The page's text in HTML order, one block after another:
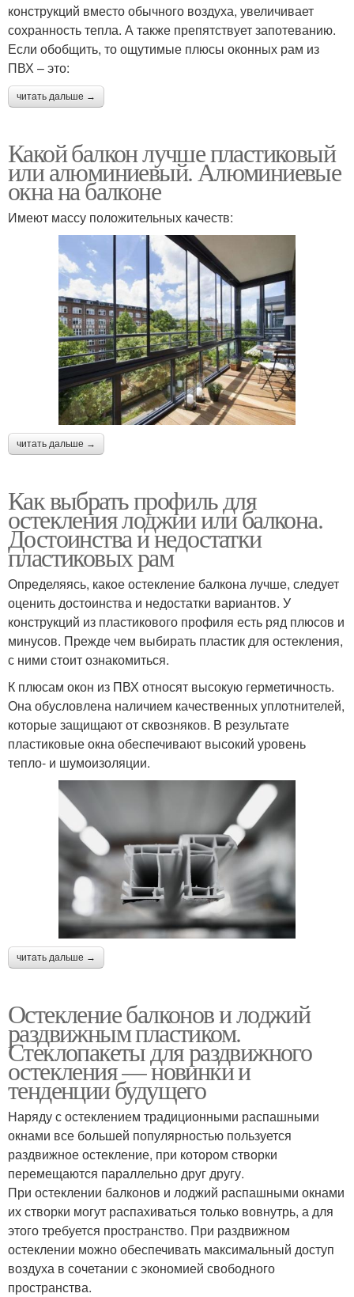
конструкций вместо обычного воздуха, увеличивает
сохранность тепла. А также препятствует запотеванию.
Если обобщить, то ощутимые плюсы оконных рам из
ПВХ – это:
читать дальше →
Какой балкон лучше пластиковый
или алюминиевый. Алюминиевые
окна на балконе
Имеют массу положительных качеств:
читать дальше →
Как выбрать профиль для
остекления лоджии или балкона.
Достоинства и недостатки
пластиковых рам
Определяясь, какое остекление балкона лучше, следует
оценить достоинства и недостатки вариантов. У
конструкций из пластикового профиля есть ряд плюсов и
минусов. Прежде чем выбирать пластик для остекления,
с ними стоит ознакомиться.
К плюсам окон из ПВХ относят высокую герметичность.
Она обусловлена наличием качественных уплотнителей,
которые защищают от сквозняков. В результате
пластиковые окна обеспечивают высокий уровень
тепло- и шумоизоляции.
читать дальше →
Остекление балконов и лоджий
раздвижным пластиком.
Стеклопакеты для раздвижного
остекления — новинки и
тенденции будущего
Наряду с остеклением традиционными распашными
окнами все большей популярностью пользуется
раздвижное остекление, при котором створки
перемещаются параллельно друг другу.
При остеклении балконов и лоджий распашными окнами
их створки могут распахиваться только вовнутрь, а для
этого требуется пространство. При раздвижном
остеклении можно обеспечивать максимальный доступ
воздуха в сочетании с экономией свободного
пространства.